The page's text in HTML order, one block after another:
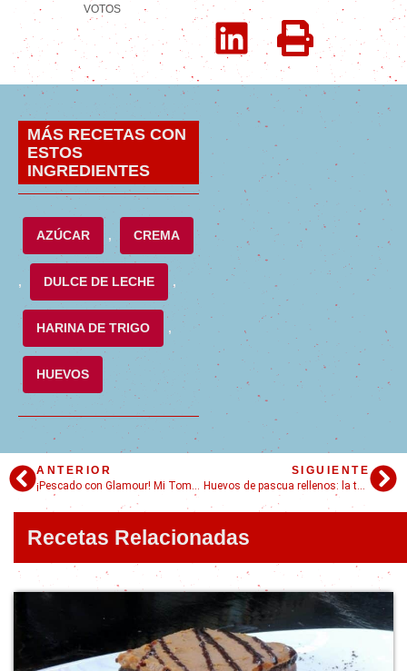
VOTOS
MÁS RECETAS CON
ESTOS
INGREDIENTES
AZÚCAR , CREMA
, DULCE DE LECHE ,
HARINA DE TRIGO ,
HUEVOS
ANTERIOR
¡Pescado con Glamour! Mi Toma en la Merluza en Salsa Verde
SIGUIENTE
Huevos de pascua rellenos: la técnica maestra.
Recetas Relacionadas